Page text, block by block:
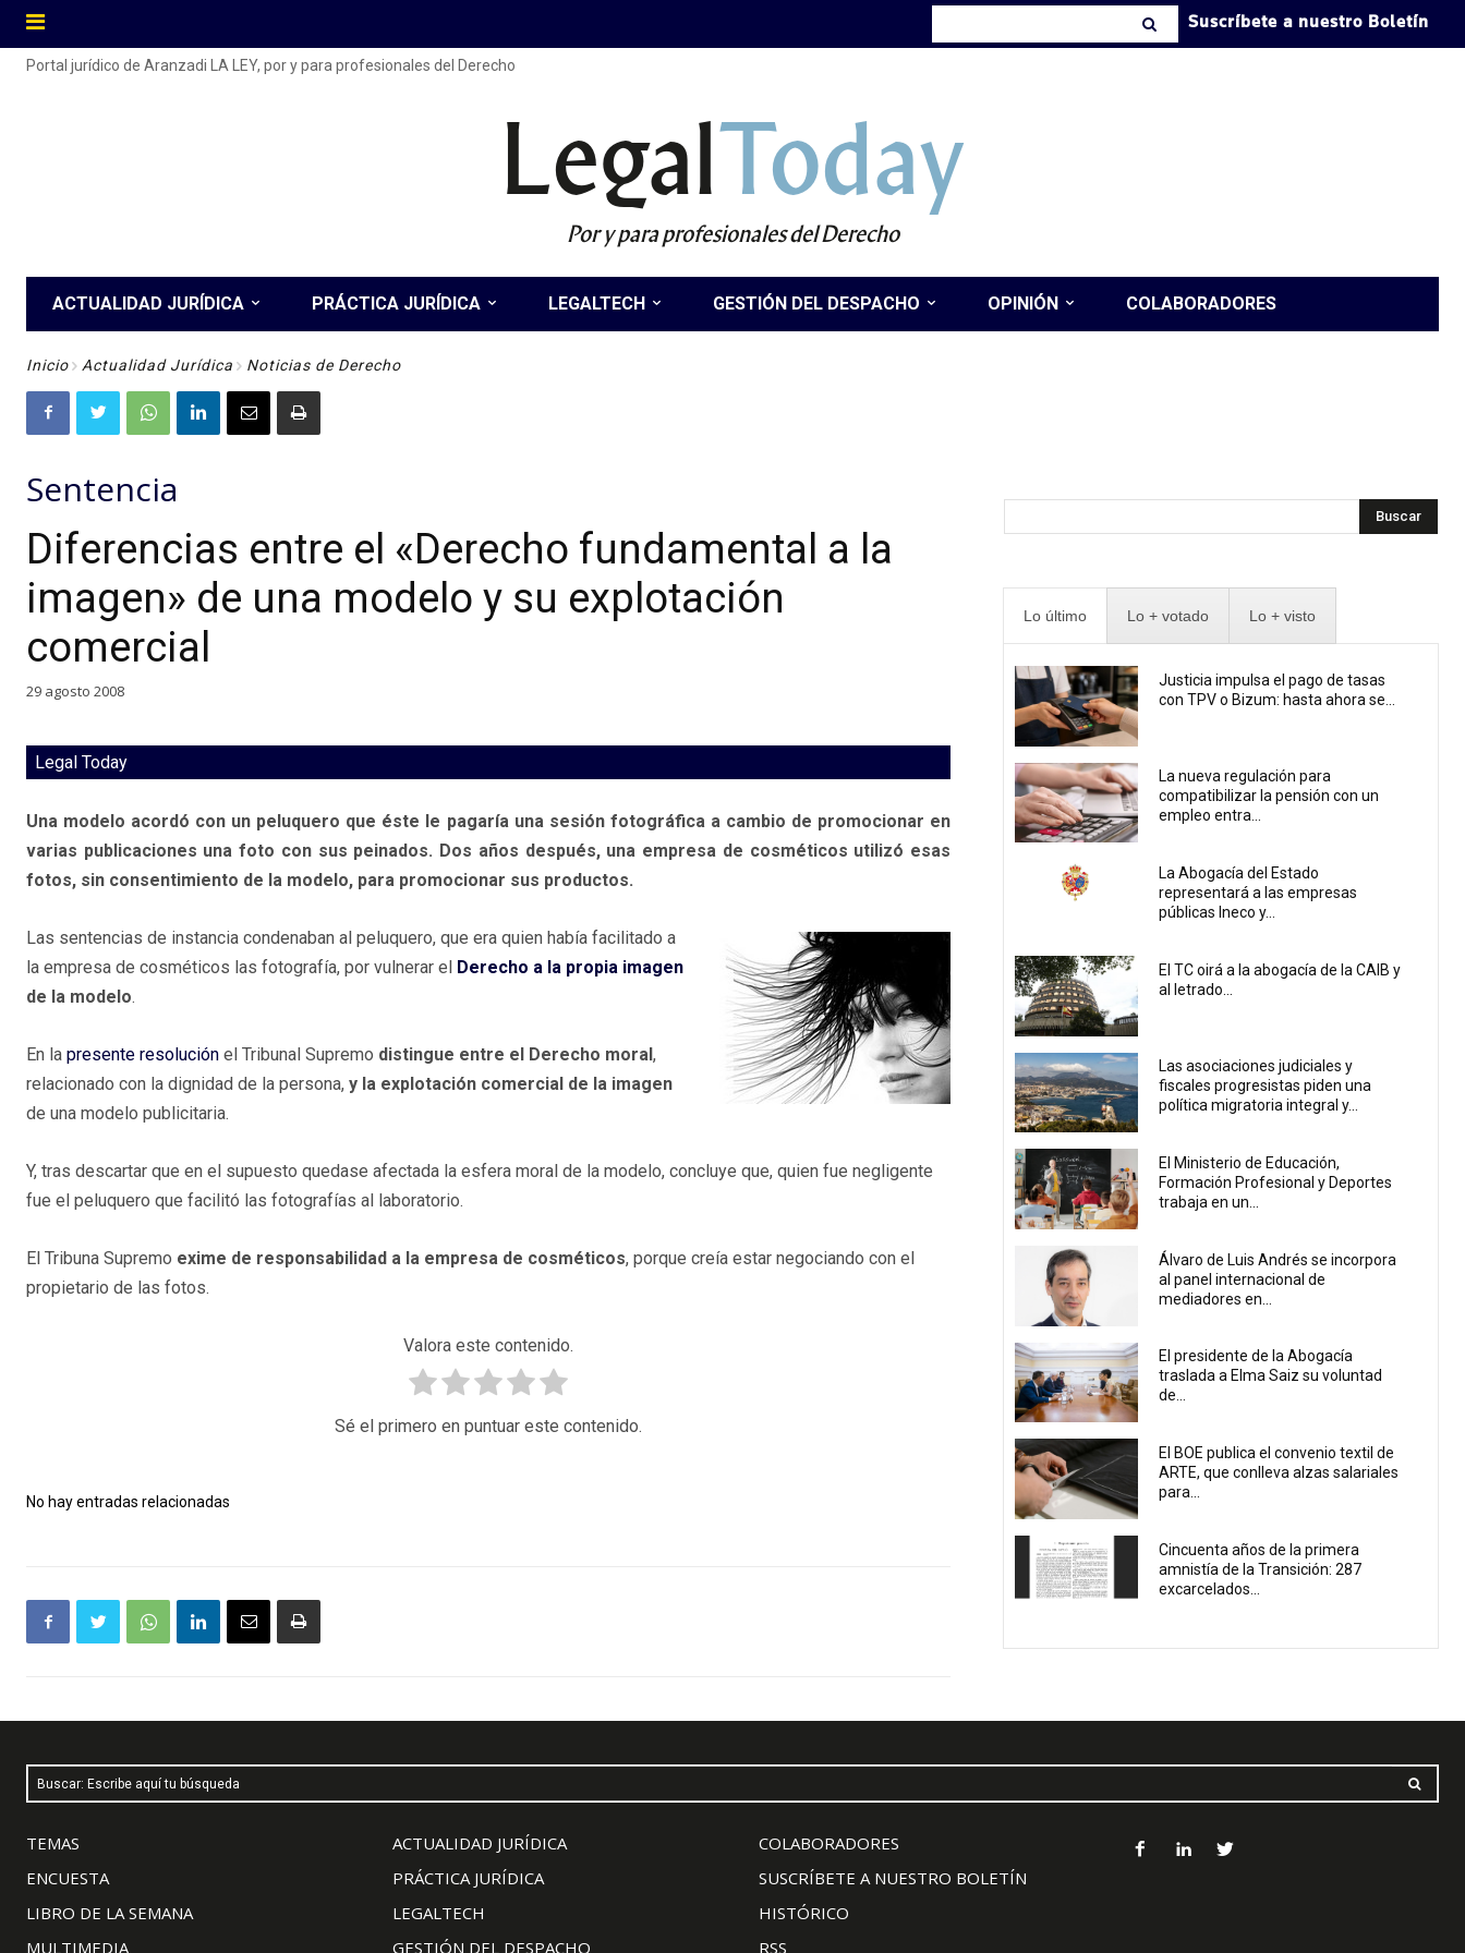
Suscríbete a nuestro Boletín
Portal jurídico de Aranzadi LA LEY, por y para profesionales del Derecho
LegalToday
Por y para profesionales del Derecho
ACTUALIDAD JURÍDICA PRÁCTICA JURÍDICA LEGALTECH GESTIÓN DEL DESPACHO OPINIÓN COLABORADORES
Inicio Actualidad Jurídica Noticias de Derecho
Sentencia
Diferencias entre el «Derecho fundamental a la
imagen» de una modelo y su explotación
comercial
29 agosto 2008
Legal Today
Una modelo acordó con un peluquero que éste le pagaría una sesión fotográfica a cambio de promocionar en
varias publicaciones una foto con sus peinados. Dos años después, una empresa de cosméticos utilizó esas
fotos, sin consentimiento de la modelo, para promocionar sus productos.
Las sentencias de instancia condenaban al peluquero, que era quien había facilitado a
la empresa de cosméticos las fotografía, por vulnerar el
Derecho a la propia imagen
de la modelo.
En la presente resolución el Tribunal Supremo distingue entre el Derecho moral ,
relacionado con la dignidad de la persona, y la explotación comercial de la imagen
de una modelo publicitaria.
Y, tras descartar que en el supuesto quedase afectada la esfera moral de la modelo, concluye que, quien fue negligente
fue el peluquero que facilitó las fotografías al laboratorio.
El Tribuna Supremo exime de responsabilidad a la empresa de cosméticos, porque creía estar negociando con el
propietario de las fotos.
Valora este contenido.
Sé el primero en puntuar este contenido.
No hay entradas relacionadas
Buscar
Lo último Lo + votado Lo + visto
Justicia impulsa el pago de tasas
con TPV o Bizum: hasta ahora se...
La nueva regulación para
compatibilizar la pensión con un
empleo entra...
La Abogacía del Estado
representará a las empresas
públicas Ineco y...
El TC oirá a la abogacía de la CAIB y
al letrado...
Las asociaciones judiciales y
fiscales progresistas piden una
política migratoria integral y...
El Ministerio de Educación,
Formación Profesional y Deportes
trabaja en un...
Álvaro de Luis Andrés se incorpora
al panel internacional de
mediadores en...
El presidente de la Abogacía
traslada a Elma Saiz su voluntad
de...
El BOE publica el convenio textil de
ARTE, que conlleva alzas salariales
para...
Cincuenta años de la primera
amnistía de la Transición: 287
excarcelados...
Buscar: Escribe aquí tu búsqueda
TEMAS
ENCUESTA
LIBRO DE LA SEMANA
MULTIMEDIA
ACTUALIDAD JURÍDICA
PRÁCTICA JURÍDICA
LEGALTECH
GESTIÓN DEL DESPACHO
COLABORADORES
SUSCRÍBETE A NUESTRO BOLETÍN
HISTÓRICO
RSS